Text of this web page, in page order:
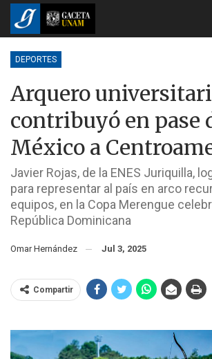
DEPORTES
Arquero
contribuyó en pase
México a
Javier Rojas, de la ENES Juriquilla,
para representar al país en arco
equipos, en la Copa Merengue
República Dominicana
Omar Hernández Jul 3, 2025
Compartir